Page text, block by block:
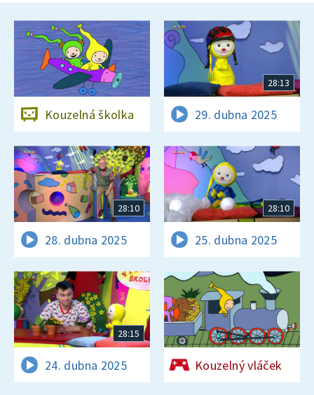
Kouzelná školka
28:13
29. dubna 2025
28:10
28. dubna 2025
28:10
25. dubna 2025
28:15
24. dubna 2025 Kouzelný vláček